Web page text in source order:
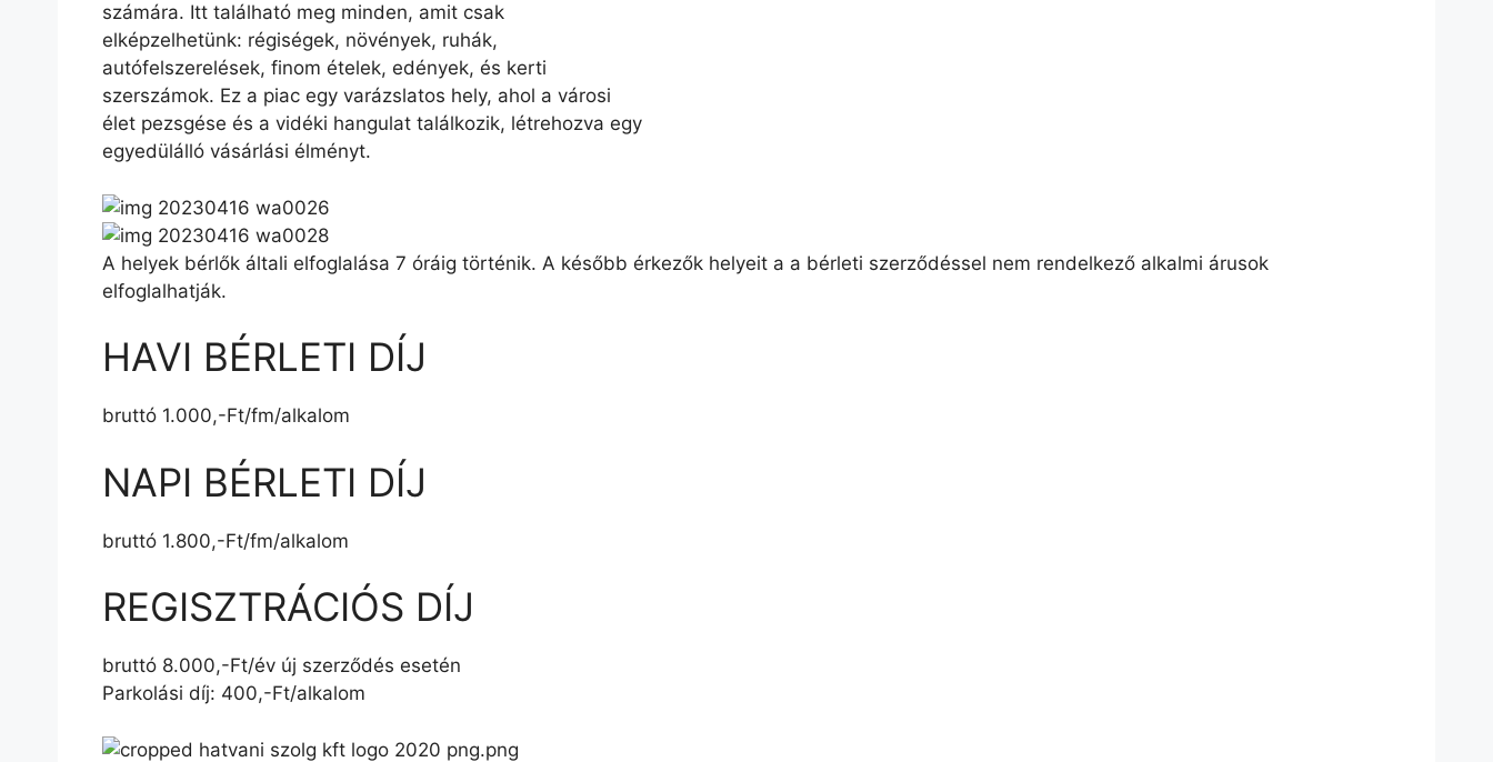
számára. Itt található meg minden, amit csak
elképzelhetünk: régiségek, növények, ruhák,
autófelszerelések, finom ételek, edények, és kerti
szerszámok. Ez a piac egy varázslatos hely, ahol a városi
élet pezsgése és a vidéki hangulat találkozik, létrehozva egy
egyedülálló vásárlási élményt.
A helyek bérlők általi elfoglalása 7 óráig történik. A később érkezők helyeit a a bérleti szerződéssel nem rendelkező alkalmi árusok
elfoglalhatják.
HAVI BÉRLETI DÍJ
bruttó 1.000,-Ft/fm/alkalom
NAPI BÉRLETI DÍJ
bruttó 1.800,-Ft/fm/alkalom
REGISZTRÁCIÓS DÍJ
bruttó 8.000,-Ft/év új szerződés esetén
Parkolási díj: 400,-Ft/alkalom